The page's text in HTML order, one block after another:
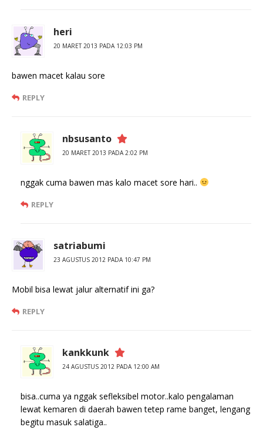
heri
20 MARET 2013 PADA 12:03 PM
bawen macet kalau sore
REPLY
nbsusanto
20 MARET 2013 PADA 2:02 PM
nggak cuma bawen mas kalo macet sore hari..
REPLY
satriabumi
23 AGUSTUS 2012 PADA 10:47 PM
Mobil bisa lewat jalur alternatif ini ga?
REPLY
kankkunk
24 AGUSTUS 2012 PADA 12:00 AM
bisa..cuma ya nggak sefleksibel motor..kalo pengalaman
lewat kemaren di daerah bawen tetep rame banget, lengang
begitu masuk salatiga..